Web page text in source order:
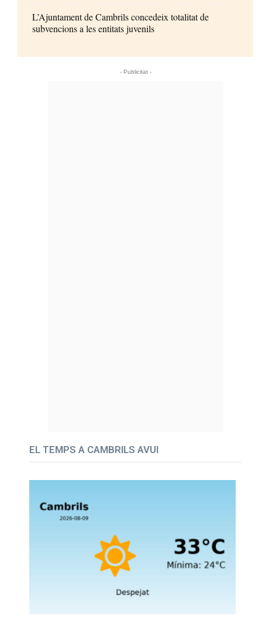
L’Ajuntament de Cambrils concedeix totalitat de
subvencions a les entitats juvenils
- Publicitat -
EL TEMPS A CAMBRILS AVUI